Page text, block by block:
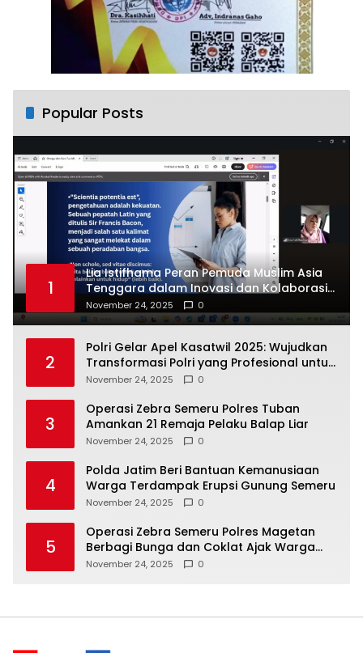
Popular Posts
1
Lia Istifhama Peran Pemuda Muslim Asia
Tenggara dalam Inovasi dan Kolaborasi
Internasional
November 24, 2025 0
2
Polri Gelar Apel Kasatwil 2025: Wujudkan
Transformasi Polri yang Profesional untuk
Masyarakat
November 24, 2025 0
3
Operasi Zebra Semeru Polres Tuban
Amankan 21 Remaja Pelaku Balap Liar
November 24, 2025 0
4
Polda Jatim Beri Bantuan Kemanusiaan
Warga Terdampak Erupsi Gunung Semeru
November 24, 2025 0
5
Operasi Zebra Semeru Polres Magetan
Berbagi Bunga dan Coklat Ajak Warga
Tertib Lalin
November 24, 2025 0